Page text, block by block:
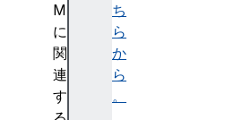
ち
ら
か
ら
。
M
に
関
連
す